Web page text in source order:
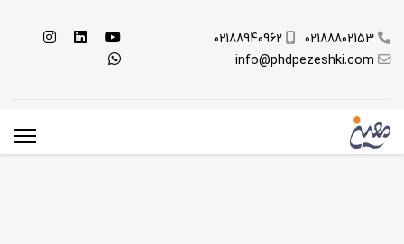
02188802153
02188940962
info@phdpezeshki.com